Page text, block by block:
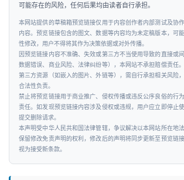
可能存在的风险，任何后果均由读者自行承担。
本网站提供的草稿箱预览链接仅用于内容创作者内部测试及协
内容。预览链接包含的图文、数据等内容均为未定稿版本，可
性修改，用户不得将其作为决策依据或对外传播。
因预览链接内容不准确、失效或第三方不当使用导致的直接或
数据错误、商业风险、法律纠纷等），本网站不承担赔偿责任
第三方资源（如嵌入的图片、外链等），需自行承担相关风险
合法性负责。
禁止将预览链接用于商业推广、侵权传播或违反公序良俗的行
责任。如发现预览链接内容涉及侵权或违规，用户应立即停止
提交删除请求。
本声明受中华人民共和国法律管辖，争议解决以本网站所在地
保留修改免责声明的权利，修改后的声明将同步更新至预览链
视为接受新条款。